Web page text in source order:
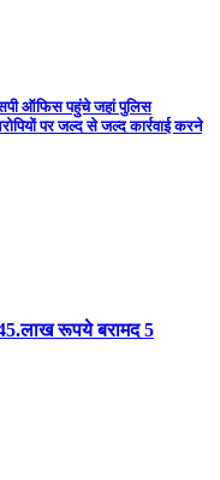
ऑफिस पहुंचे जहां पुलिस
पर जल्द से जल्द कार्रवाई करने
रूपये बरामद 5